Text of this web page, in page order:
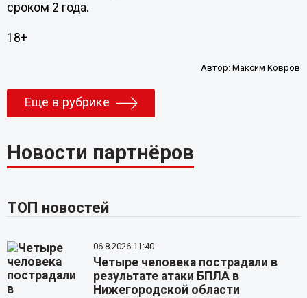
сроком 2 года.
18+
Автор:Максим Ковров
Еще в рубрике
Новости партнёров
ТОП новостей
06.8.2026 11:40
Четыре человека пострадали в
результате атаки БПЛА в
Нижегородской области